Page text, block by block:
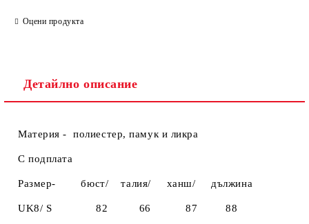
Оцени продукта
Детайлно описание
Материя - полиестер, памук и ликра
С подплата
Размер- бюст/ талия/ ханш/ дължинa
UK8/ S 82 66 87 88